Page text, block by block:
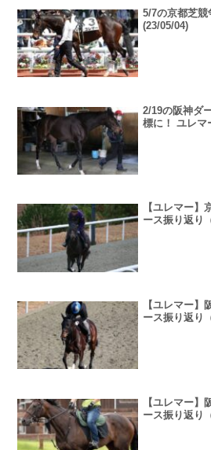
5/7の京都芝
(23/05/04)
2/19の阪神ダ
標に！ ユレマ
【ユレマー
ース振り返り
【ユレマー
ース振り返り
【ユレマー
ース振り返り